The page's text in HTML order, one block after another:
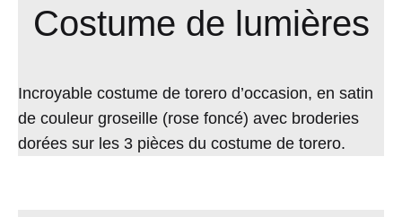
Costume de lumières
Incroyable costume de torero d’occasion, en satin
de couleur groseille (rose foncé) avec broderies
dorées sur les 3 pièces du costume de torero.